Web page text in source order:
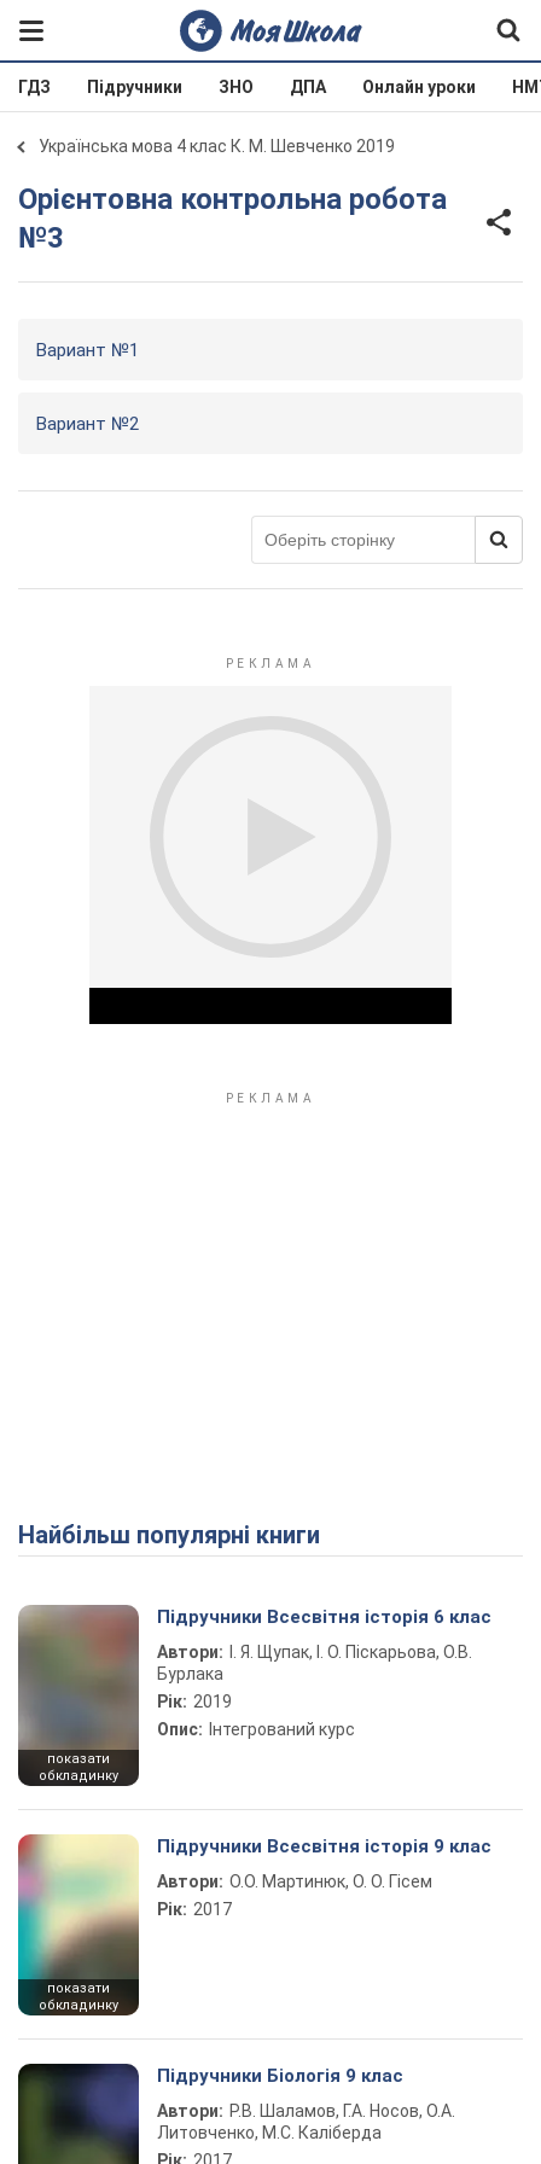
ГДЗ Підручники ЗНО ДПА Онлайн уроки
Українська мова 4 клас К. М. Шевченко 2019
Орієнтовна контрольна робота
№3
Вариант №1
Вариант №2
Найбільш популярні книги
показати
обкладинку
Підручники Всесвітня історія 6 клас
Автори:
І. Я. Щупак, І. О. Піскарьова, О.В.
Бурлака
Рік: 2019
Опис: Інтегрований курс
показати
обкладинку
Підручники Всесвітня історія 9 клас
Автори: О.О. Мартинюк, О. О. Гісем
Рік: 2017
Підручники Біологія 9 клас
Автори: Р.В. Шаламов, Г.А. Носов, О.А.
Литовченко, М.С. Каліберда